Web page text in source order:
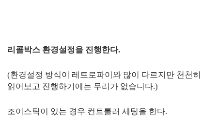
리콜박스 환경설정을 진행한다.
(환경설정 방식이 레트로파이와 많이 다르지만 천천히
읽어보고 진행하기에는 무리가 없습니다.)
조이스틱이 있는 경우 컨트롤러 세팅을 한다.